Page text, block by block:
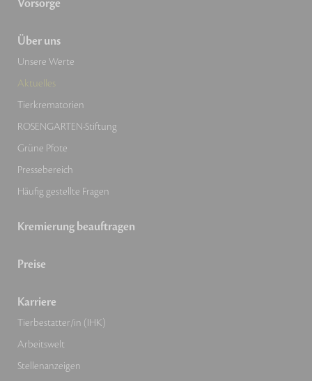
Vorsorge
Über uns
Unsere Werte
Aktuelles
Tierkrematorien
ROSENGARTEN-Stiftung
Grüne Pfote
Pressebereich
Häufig gestellte Fragen
Kremierung beauftragen
Preise
Karriere
Tierbestatter/in (IHK)
Arbeitswelt
Stellenanzeigen